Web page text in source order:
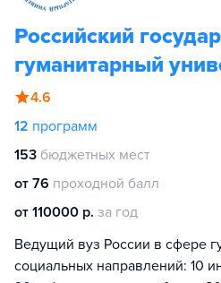
Российский
гуманитарный
4.6
12 программ
153 бюджетных мест
от 76 проходной балл
от 110000 р. за год
Ведущий вуз России в сфере
социальных направлений: 10